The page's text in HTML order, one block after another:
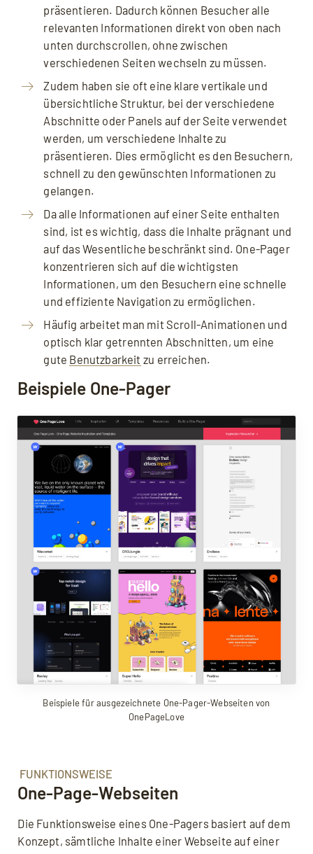
präsentieren. Dadurch können Besucher alle
relevanten Informationen direkt von oben nach
unten durchscrollen, ohne zwischen
verschiedenen Seiten wechseln zu müssen.
Zudem haben sie oft eine klare vertikale und
übersichtliche Struktur, bei der verschiedene
Abschnitte oder Panels auf der Seite verwendet
werden, um verschiedene Inhalte zu
präsentieren. Dies ermöglicht es den Besuchern,
schnell zu den gewünschten Informationen zu
gelangen.
Da alle Informationen auf einer Seite enthalten
sind, ist es wichtig, dass die Inhalte prägnant und
auf das Wesentliche beschränkt sind. One-Pager
konzentrieren sich auf die wichtigsten
Informationen, um den Besuchern eine schnelle
und effiziente Navigation zu ermöglichen.
Häufig arbeitet man mit Scroll-Animationen und
optisch klar getrennten Abschnitten, um eine
gute Benutzbarkeit zu erreichen.
Beispiele One-Pager
Beispiele für ausgezeichnete One-Pager-Webseiten von
OnePageLove
FUNKTIONSWEISE
One-Page-Webseiten
Die Funktionsweise eines One-Pagers basiert auf dem
Konzept, sämtliche Inhalte einer Webseite auf einer
Mit dem Aufruf des Videos erklären Sie sich
einverstanden, dass Ihre Daten an YouTube
übermittelt werden und Sie die
Datenschutzerklärungakzeptieren.